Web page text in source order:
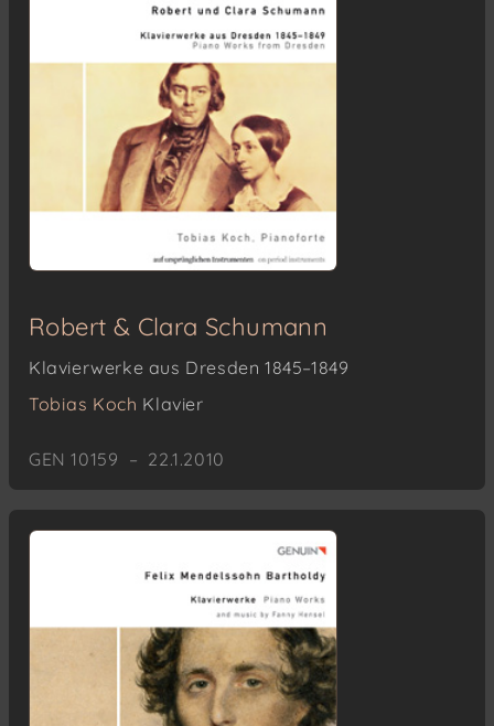
Robert & Clara Schumann
Klavierwerke aus Dresden 1845–1849
Tobias Koch Klavier
GEN 10159 – 22.1.2010